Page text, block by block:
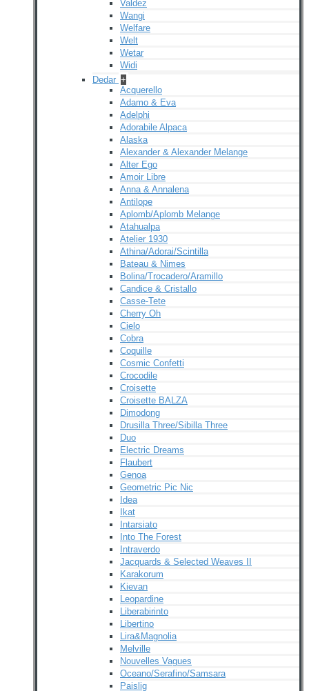
Valdez
Wangi
Welfare
Welt
Wetar
Widi
Dedar +
Acquerello
Adamo & Eva
Adelphi
Adorabile Alpaca
Alaska
Alexander & Alexander Melange
Alter Ego
Amoir Libre
Anna & Annalena
Antilope
Aplomb/Aplomb Melange
Atahualpa
Atelier 1930
Athina/Adorai/Scintilla
Bateau & Nimes
Bolina/Trocadero/Aramillo
Candice & Cristallo
Casse-Tete
Cherry Oh
Cielo
Cobra
Coquille
Cosmic Confetti
Crocodile
Croisette
Croisette BALZA
Dimodong
Drusilla Three/Sibilla Three
Duo
Electric Dreams
Flaubert
Genoa
Geometric Pic Nic
Idea
Ikat
Intarsiato
Into The Forest
Intraverdo
Jacquards & Selected Weaves II
Karakorum
Kievan
Leopardine
Liberabirinto
Libertino
Lira&Magnolia
Melville
Nouvelles Vagues
Oceano/Serafino/Samsara
Paislig